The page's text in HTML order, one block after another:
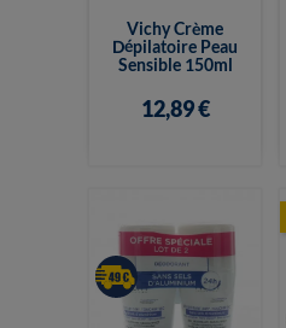
Vichy Crème
Dépilatoire Peau
Sensible 150ml
12,89 €